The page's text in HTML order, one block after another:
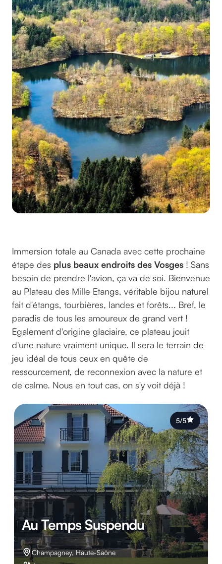
Immersion totale au Canada avec cette prochaine
étape des plus beaux endroits des Vosges ! Sans
besoin de prendre l'avion, ça va de soi. Bienvenue
au Plateau des Mille Etangs, véritable bijou naturel
fait d'étangs, tourbières, landes et forêts... Bref, le
paradis de tous les amoureux de grand vert !
Egalement d'origine glaciaire, ce plateau jouit
d'une nature vraiment unique. Il sera le terrain de
jeu idéal de tous ceux en quête de
ressourcement, de reconnexion avec la nature et
de calme. Nous en tout cas, on s'y voit déjà !
Au Temps Suspendu
Champagney, Haute-Saône
5/5